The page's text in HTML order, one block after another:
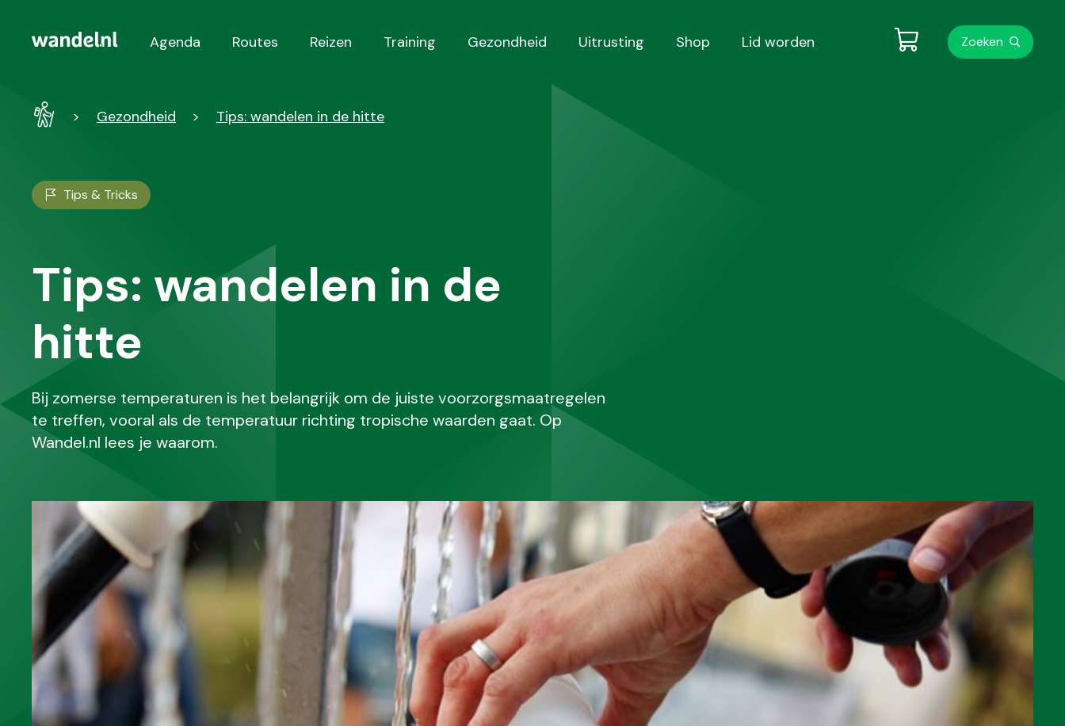
Hoofdnavigatie
Agenda Routes Reizen Training Gezondheid Uitrusting Shop Lid worden Zoeken
WandelGezondheid Tips: wandelen in de hitte
Tips & Tricks
Tips: wandelen in de
hitte
Bij zomerse temperaturen is het belangrijk om de juiste voorzorgsmaatregelen
te treffen, vooral als de temperatuur richting tropische waarden gaat. Op
Wandel.nl lees je waarom.